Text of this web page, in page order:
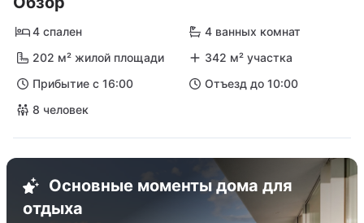
4 спален
4 ванных комнат
202 м² жилой площади
342 м² участка
Прибытие с 16:00
Отъезд до 10:00
8 человек
Основные моменты дома для
отдыха